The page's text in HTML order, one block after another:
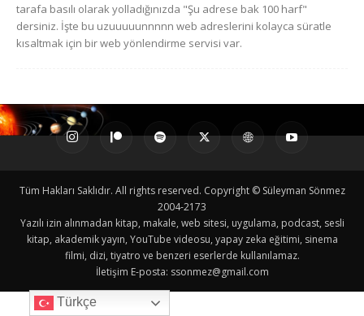
tarafa basılı olarak yolladığınızda "Şu adrese bak 100 harf"
dersiniz. İşte bu uzuuuuunnnnn web adreslerini kolayca süratle
kısaltmak için bir web yönlendirme servisi var.
Tüm Hakları Saklıdır. All rights reserved. Copyright © Süleyman Sönmez
2004-2173
Yazılı izin alınmadan kitap, makale, web sitesi, uygulama, podcast, sesli
kitap, akademik yayın, YouTube videosu, yapay zeka eğitimi, sinema
filmi, dizi, tiyatro ve benzeri eserlerde kullanılamaz.
İletişim E-posta: ssonmez@gmail.com
Türkçe